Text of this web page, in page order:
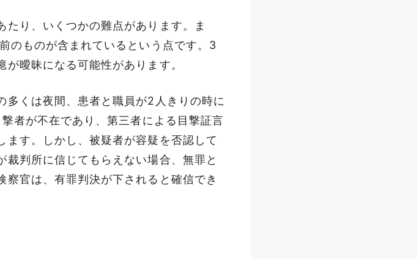
り、いくつかの難点があります。ま
のものが含まれているという点です。3
曖昧になる可能性があります。
多くは夜間、患者と職員が2人きりの時に
者が不在であり、第三者による目撃証言
す。しかし、被疑者が容疑を否認して
判所に信じてもらえない場合、無罪と
官は、有罪判決が下されると確信でき